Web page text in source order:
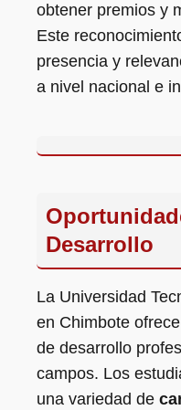
obtener premios y
Este
presencia y
a nivel nacional e
Desarrollo
La Universidad
en Chimbote
de desarrollo
campos. Los
una variedad de